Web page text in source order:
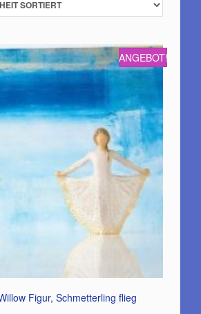
ANGEBOT!
Figur, Schmetterling flieg